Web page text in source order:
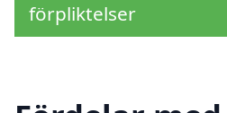
förpliktelser